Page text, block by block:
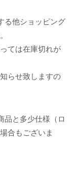
る他ショッピング
ては在庫切れが
らせ致しますの
品と多少仕様（ロ
合もございま